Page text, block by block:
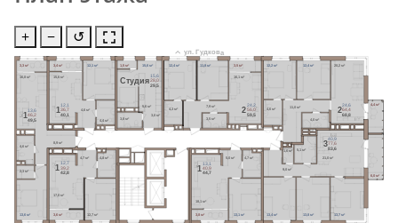
+ − ↺
12,7 м²
4,8 м²
17,0 м²
4,7 м²
3,6 м²
1
12,7
39,2
42,8
13,6 м²
4,6 м²
3,3 м²
16,8 м²
8,9 м²
2,3 м²
1
13,6
46,2
49,5
12,1 м²
4,4 м²
4,6 м²
3,4 м²
15,6 м²
1
12,1
36,7
40,1
5,6 м²
3,8 м²
15,6 м²
1,5 м²
3,0 м²
Cтудия
15,6
28,0
29,5
12,4 м² 11,8 м²
4,3 м²
16,1 м²
3,5 м²
3,5 м²
7,9 м² 2
24,2
56,0
59,5
12,2 м² 12,4 м² 20,2 м²
11,0 м²
4,0 м²
4,4 м²
4,6 м²
2
24,6
64,4
68,8
13,4 м² 13,8 м² 13,7 м²
21,0 м²
6,0 м²
5,1 м²
9,0 м²
1,6 м²
3
40,9
77,6
83,6
4,7 м²
13,1 м²
18,1 м²
5,0 м²
3,8 м²
1
13,1
40,9
44,7
ул. Гудкова